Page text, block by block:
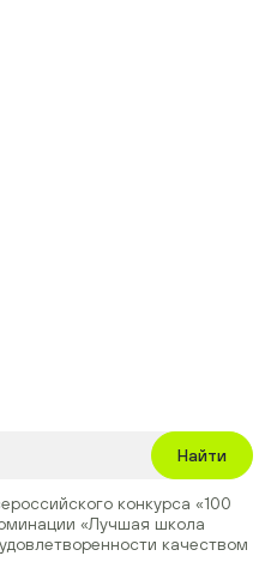
Найти
конкурса «100
«Лучшая школа
качеством